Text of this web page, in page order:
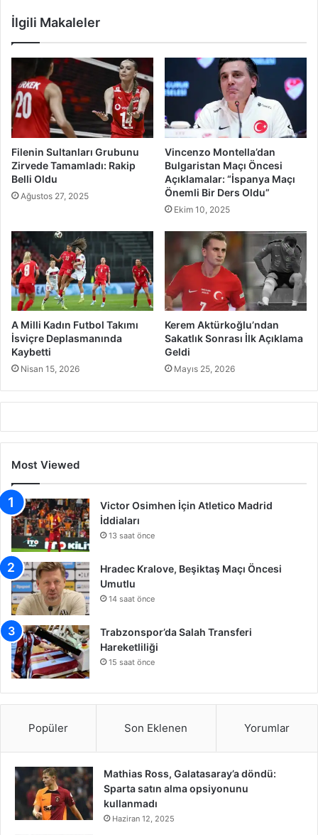
İlgili Makaleler
Filenin Sultanları Grubunu
Zirvede Tamamladı: Rakip
Belli Oldu
Ağustos 27, 2025
Vincenzo Montella’dan
Bulgaristan Maçı Öncesi
Açıklamalar: “İspanya Maçı
Önemli Bir Ders Oldu”
Ekim 10, 2025
A Milli Kadın Futbol Takımı
İsviçre Deplasmanında
Kaybetti
Nisan 15, 2026
Kerem Aktürkoğlu’ndan
Sakatlık Sonrası İlk Açıklama
Geldi
Mayıs 25, 2026
Most Viewed
Victor Osimhen İçin Atletico Madrid
İddiaları
13 saat önce
Hradec Kralove, Beşiktaş Maçı Öncesi
Umutlu
14 saat önce
Trabzonspor’da Salah Transferi
Hareketliliği
15 saat önce
Popüler Son Eklenen Yorumlar
Mathias Ross, Galatasaray’a döndü:
Sparta satın alma opsiyonunu
kullanmadı
Haziran 12, 2025